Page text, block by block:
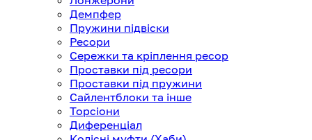
Демпфер
Пружини підвіски
Ресори
Сережки та кріплення ресор
Проставки під ресори
Проставки під пружини
Сайлентблоки та інше
Торсіони
Диференціал